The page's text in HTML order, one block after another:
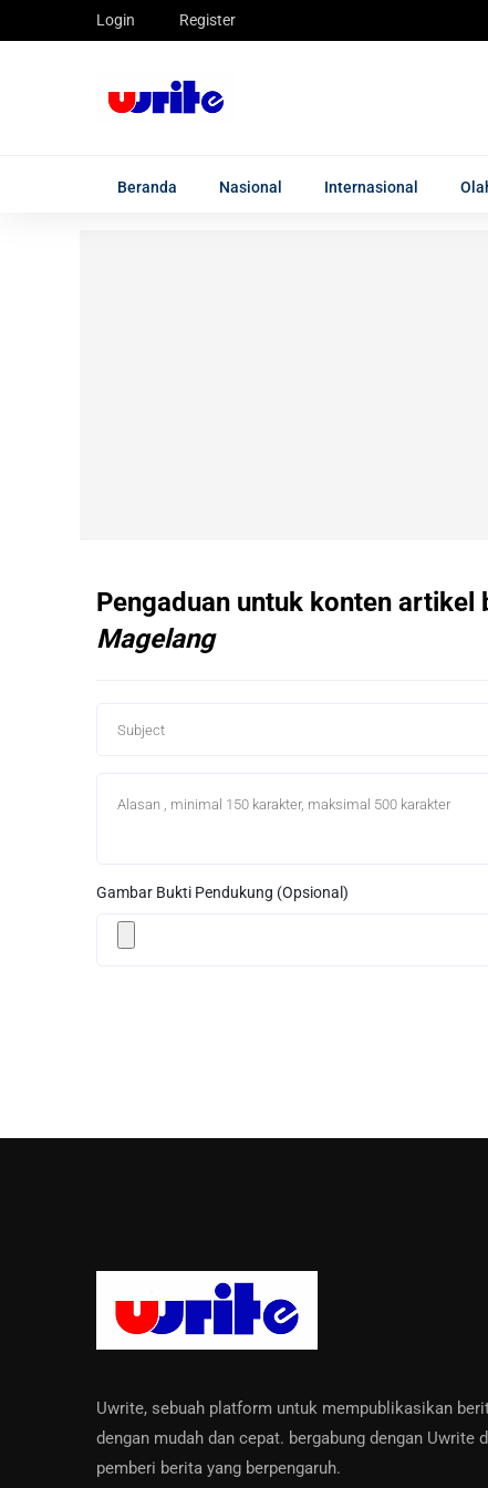
Login Register
Beranda Nasional Internasional
Pengaduan untuk konten artikel
Magelang
Gambar Bukti Pendukung (Opsional)
Uwrite, sebuah platform untuk mempublikasikan
dengan mudah dan cepat. bergabung dengan Uwrite
pemberi berita yang berpengaruh.